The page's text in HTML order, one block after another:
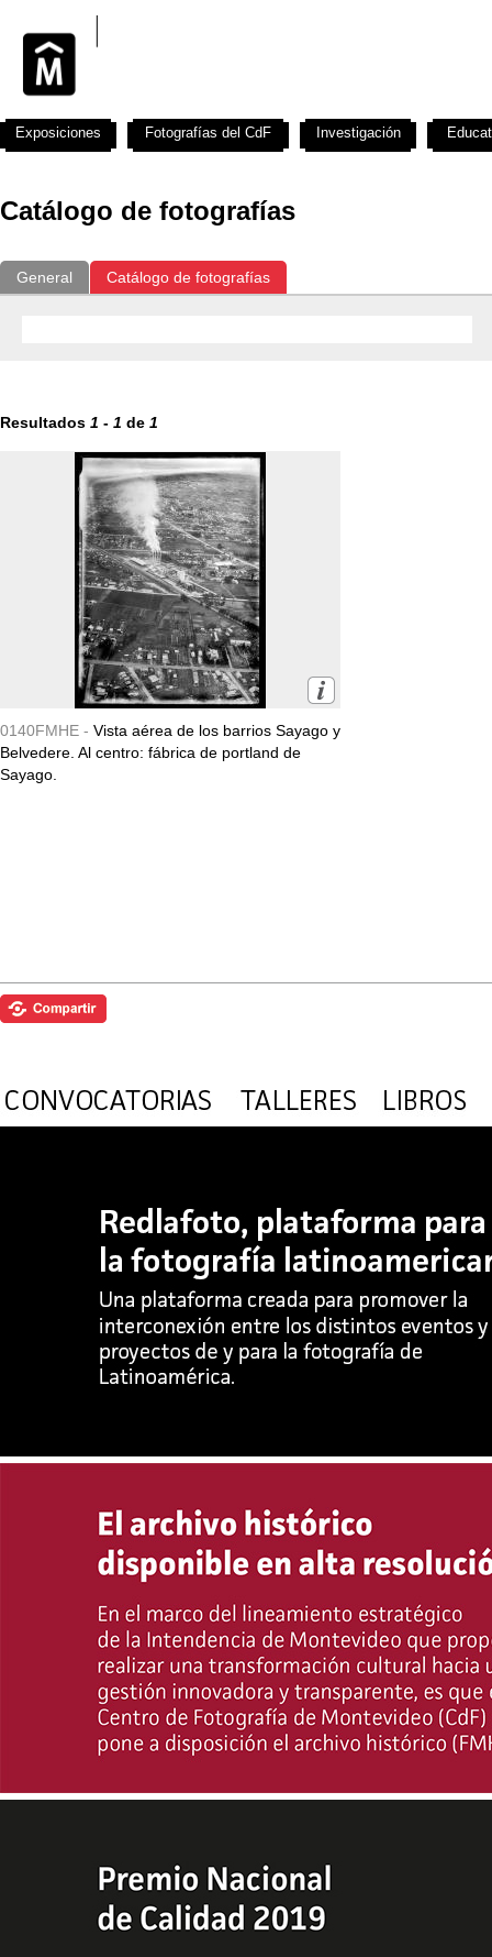
Catálogo de fotografías
General Catálogo de fotografías
Resultados 1 - 1 de 1
0140FMHE - Vista aérea de los barrios Sayago y
Belvedere. Al centro: fábrica de portland de
Sayago.
Exposiciones Fotografías del CdF Investigación